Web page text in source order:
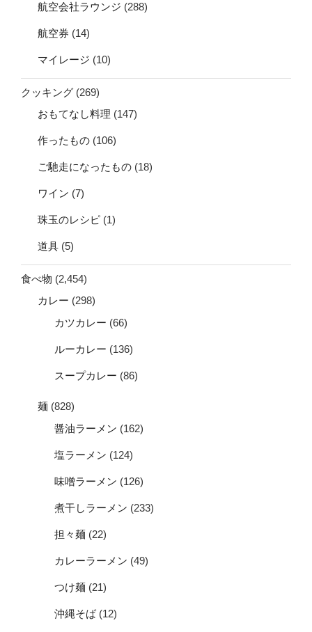
航空会社ラウンジ (288)
航空券 (14)
マイレージ (10)
クッキング (269)
おもてなし料理 (147)
作ったもの (106)
ご馳走になったもの (18)
ワイン (7)
珠玉のレシピ (1)
道具 (5)
食べ物 (2,454)
カレー (298)
カツカレー (66)
ルーカレー (136)
スープカレー (86)
麺 (828)
醤油ラーメン (162)
塩ラーメン (124)
味噌ラーメン (126)
煮干しラーメン (233)
担々麺 (22)
カレーラーメン (49)
つけ麺 (21)
沖縄そば(12)